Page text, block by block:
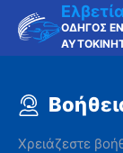
Ελβετία
ΟΔΗΓΟΣ
Χρειάζεστε